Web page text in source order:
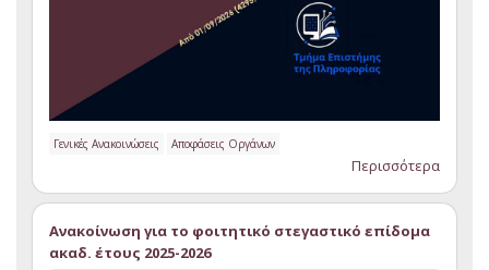
Γενικές Ανακοινώσεις Αποφάσεις Οργάνων
Περισσότερα
Ανακοίνωση για το φοιτητικό στεγαστικό επίδομα
ακαδ. έτους 2025-2026